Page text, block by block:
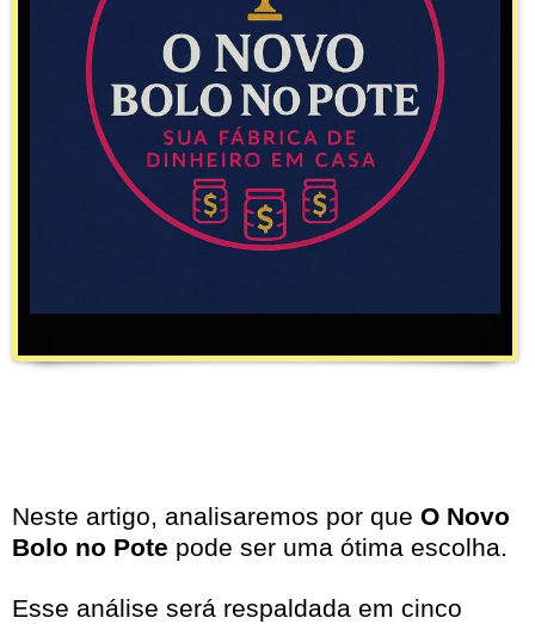
Neste artigo, analisaremos por que O Novo
Bolo no Pote pode ser uma ótima escolha.
Esse análise será respaldada em cinco